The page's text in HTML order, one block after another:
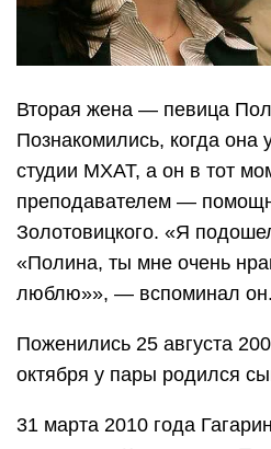
Вторая жена — певица
Познакомились, когда она
студии МХАТ, а он в тот
преподавателем —
Золотовицкого. «Я
«Полина, ты мне очень
люблю»», — вспоминал он.
Поженились 25 августа
октября у пары родился
31 марта 2010 года